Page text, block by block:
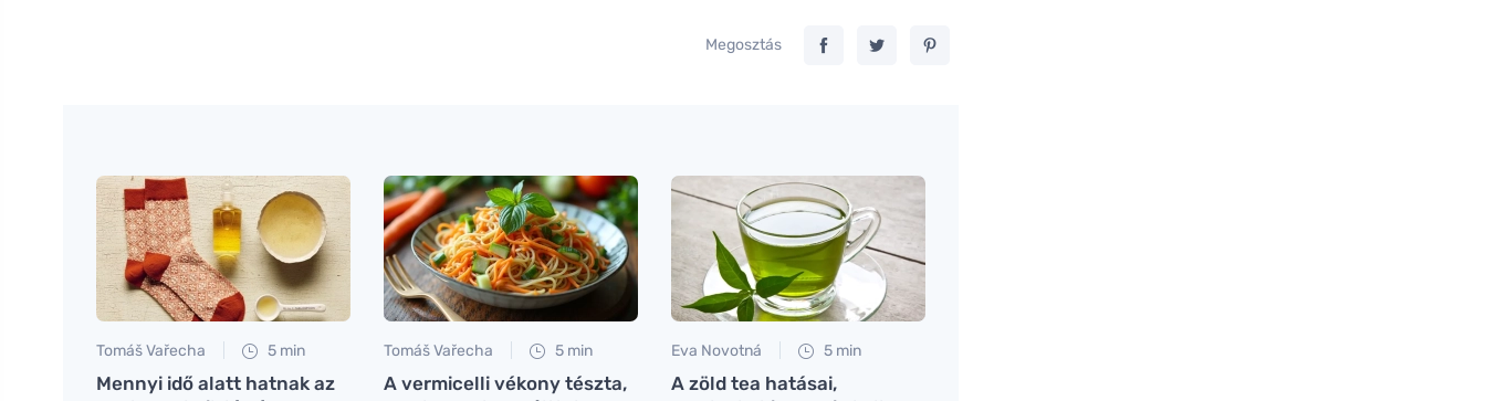
Megosztás
Tomáš Vařecha 5 min
Mennyi idő alatt hatnak az
Tomáš Vařecha 5 min
A vermicelli vékony tészta,
Eva Novotná 5 min
A zöld tea hatásai,